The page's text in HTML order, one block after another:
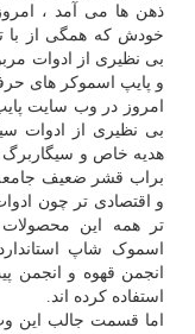
ذهن ها می آمد ،
خودش که همگی از با
بی نظیری از ادوات
و پایپ اسموکر های
امروز در وب سایت
بی نظیری از ادوات
هدیه خاص و سیگاربرگ
براب قشر ضعیف جامعه
و اقتصادی تر چون
تر همه این محصولات
اسموک شاپ
انجمن قهوه و انجمن
استفاده کرده اند.
اما قسمت جالب این